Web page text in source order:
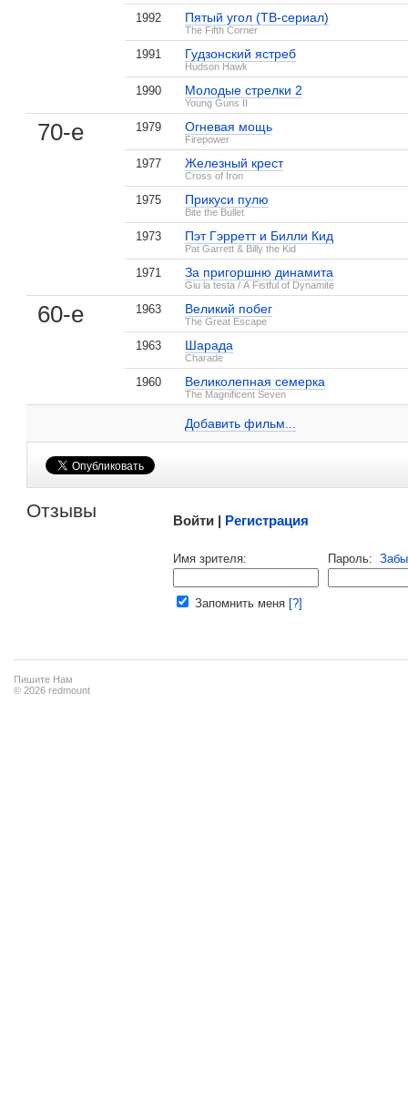
1992 Пятый угол (ТВ-сериал)
The Fifth Corner
1991 Гудзонский ястреб
Hudson Hawk
1990 Молодые стрелки 2
Young Guns II
70-е 1979 Огневая мощь
Firepower
1977 Железный крест
Cross of Iron
1975 Прикуси пулю
Bite the Bullet
1973 Пэт Гэрретт и Билли Кид
Pat Garrett & Billy the Kid
1971 За пригоршню динамита
Giu la testa / A Fistful of Dynamite
60-е 1963 Великий побег
The Great Escape
1963 Шарада
Charade
1960 Великолепная семерка
The Magnificent Seven
Добавить фильм...
Джеймс Кобурн на IMDB.com
Отзывы
, поделитесь своим мнением
Войти | Регистрация
Имя зрителя: Пароль:
Запомнить меня [?]
Пишите Нам
© 2026 redmount